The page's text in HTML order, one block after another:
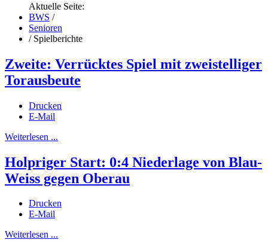
Aktuelle Seite:
BWS /
Senioren
/ Spielberichte
Zweite: Verrücktes Spiel mit zweistelliger
Torausbeute
Drucken
E-Mail
Weiterlesen ...
Holpriger Start: 0:4 Niederlage von Blau-
Weiss gegen Oberau
Drucken
E-Mail
Weiterlesen ...